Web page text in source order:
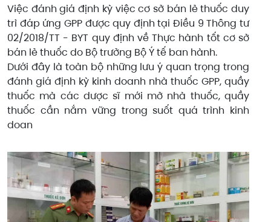
Việc đánh giá định kỳ việc cơ sở bán lẻ thuốc duy
trì đáp ứng GPP được quy định tại Điều 9 Thông tư
02/2018/TT - BYT quy định về Thực hành tốt cơ sở
bán lẻ thuốc do Bộ trưởng Bộ Ý tế ban hành.
Dưới đây là toàn bộ những lưu ý quan trọng trong
đánh giá định kỳ kinh doanh nhà thuốc GPP, quầy
thuốc mà các dược sĩ mới mở nhà thuốc, quầy
thuốc cần nắm vững trong suốt quá trình kinh
doan